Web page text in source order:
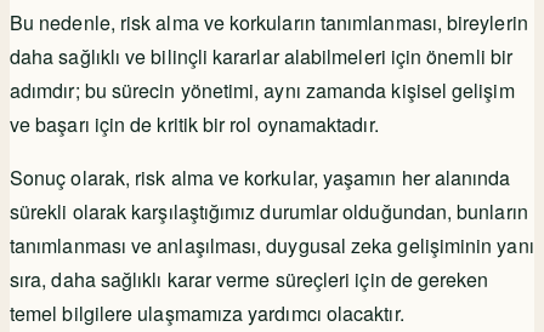
Bu nedenle, risk alma ve korkuların tanımlanması, bireylerin
daha sağlıklı ve bilinçli kararlar alabilmeleri için önemli bir
adımdır; bu sürecin yönetimi, aynı zamanda kişisel gelişim
ve başarı için de kritik bir rol oynamaktadır.
Sonuç olarak, risk alma ve korkular, yaşamın her alanında
sürekli olarak karşılaştığımız durumlar olduğundan, bunların
tanımlanması ve anlaşılması, duygusal zeka gelişiminin yanı
sıra, daha sağlıklı karar verme süreçleri için de gereken
temel bilgilere ulaşmamıza yardımcı olacaktır.